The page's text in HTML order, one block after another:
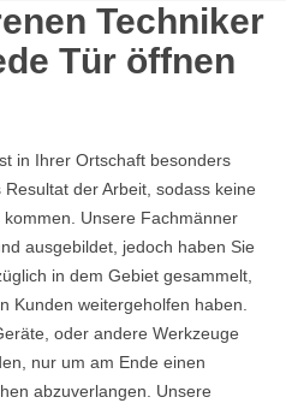
Techniker
Tür öffnen
in Ihrer Ortschaft besonders
der Arbeit, sodass keine
Unsere Fachmänner
ausgebildet, jedoch haben Sie
in dem Gebiet gesammelt,
Kunden weitergeholfen haben.
oder andere Werkzeuge
nur um am Ende einen
abzuverlangen. Unsere